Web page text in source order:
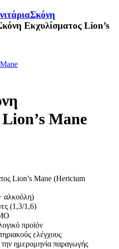
Σκόνη
Εκχυλίσματος Lion’s
Mane
Lion’s Mane (Hericium
αλκοόλη)
(1,3/1,6)
προϊόν
ελέγχους
ημερομηνία παραγωγής